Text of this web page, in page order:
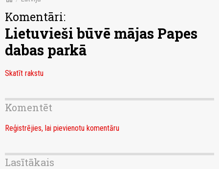
Komentāri:
Lietuvieši būvē mājas Papes
dabas parkā
Skatīt rakstu
Komentēt
Reģistrējies, lai pievienotu komentāru
Lasītākais